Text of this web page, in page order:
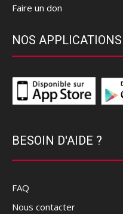
Faire un don
NOS APPLICATIONS
BESOIN D'AIDE ?
FAQ
Nous contacter